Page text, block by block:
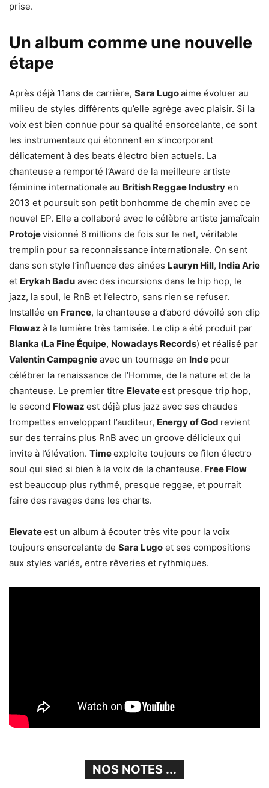
prise.
Un album comme une nouvelle
étape
Après déjà 11ans de carrière, Sara Lugoaime évoluer au
milieu de styles différents qu’elle agrège avec plaisir. Si la
voix est bien connue pour sa qualité ensorcelante, ce sont
les instrumentaux qui étonnent en s’incorporant
délicatement à des beats électro bien actuels. La
chanteuse a remporté l’Award de la meilleure artiste
féminine internationale au British Reggae Industry en
2013 et poursuit son petit bonhomme de chemin avec ce
nouvel EP. Elle a collaboré avec le célèbre artiste jamaïcain
Protojevisionné 6 millions de fois sur le net, véritable
tremplin pour sa reconnaissance internationale. On sent
dans son style l’influence des ainées Lauryn Hill, India Arie
et Erykah Badu avec des incursions dans le hip hop, le
jazz, la soul, le RnB et l’electro, sans rien se refuser.
Installée en France, la chanteuse a d’abord dévoilé son clip
Flowaz à la lumière très tamisée. Le clip a été produit par
Blanka (La Fine Équipe, Nowadays Records) et réalisé par
Valentin Campagnie avec un tournage en Inde pour
célébrer la renaissance de l’Homme, de la nature et de la
chanteuse. Le premier titre Elevateest presque trip hop,
le second Flowaz est déjà plus jazz avec ses chaudes
trompettes enveloppant l’auditeur, Energy of God revient
sur des terrains plus RnB avec un groove délicieux qui
invite à l’élévation. Timeexploite toujours ce filon électro
soul qui sied si bien à la voix de la chanteuse. Free Flow
est beaucoup plus rythmé, presque reggae, et pourrait
faire des ravages dans les charts.
Elevateest un album à écouter très vite pour la voix
toujours ensorcelante de Sara Lugo et ses compositions
aux styles variés, entre rêveries et rythmiques.
NOS NOTES ...